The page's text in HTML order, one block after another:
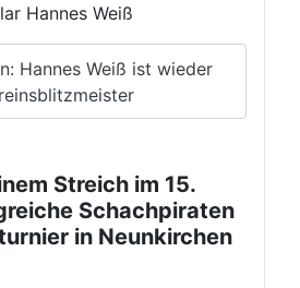
Hannes Weiß
Hannes Weiß ist wieder
Streich im 15.
Schachpiraten
in Neunkirchen